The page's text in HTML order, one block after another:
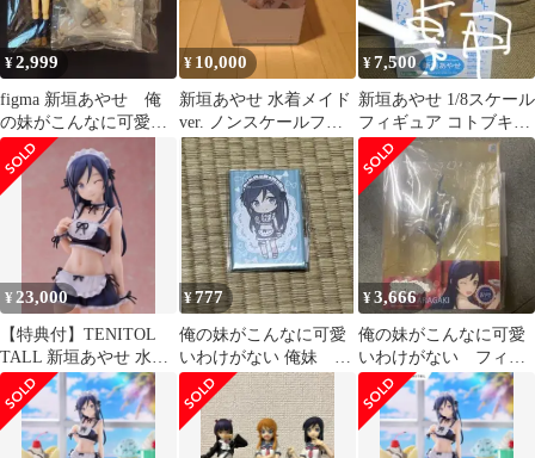
¥2,999
figma 新垣あやせ 俺
の妹がこんなに可愛い
わけがない
¥ 10,000
新垣あやせ 水着メイド
ver. ノンスケールフィ
ギュア
¥7,500
新垣あやせ 1/8スケール
フィギュア コトブキヤ
未開封品
¥ 23,000
【特典付】TENITOL
TALL 新垣あやせ 水着
メイドver.
¥777
俺の妹がこんなに可愛
いわけがない 俺妹 ゲ
ーマーズ くじ E バ
ッジ あやせ
¥3,666
俺の妹がこんなに可愛
いわけがない フィギ
ュア 新垣あやせ バ
ニー 破損あり